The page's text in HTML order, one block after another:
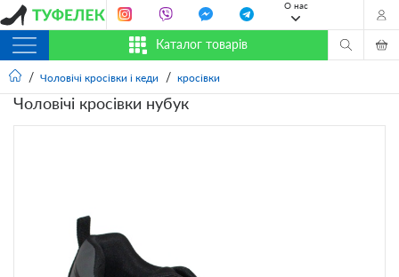
О нас
Каталог товарів
Чоловічі кросівки і кеди кросівки
Чоловічі кросівки нубук